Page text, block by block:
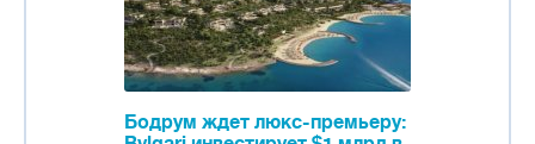
Бодрум ждет люкс-премьеру: